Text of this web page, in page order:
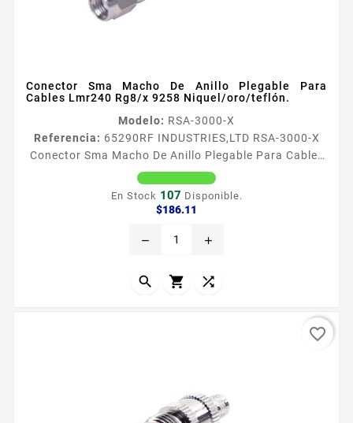
Conector Sma Macho De Anillo Plegable Para
Cables Lmr240 Rg8/x 9258 Niquel/oro/teflón.
Modelo: RSA-3000-X
Referencia: 65290RF INDUSTRIES,LTD RSA-3000-X
Conector Sma Macho De Anillo Plegable Para Cables
Lmr240 Rg8/x 9258 Niquel/oro/teflón. Conector SMA
Macho de Anillo Plegable para Cables RG8X LMR240
BELDEN 9258 Tipo de Conector SMA Macho Especial
Ensamble Anillo plegable Cuerpo de Bronce
Dieleacutectrico Tefloacuten
En Stock 107 Disponible.
$186.11
remove add
  
favorite_border